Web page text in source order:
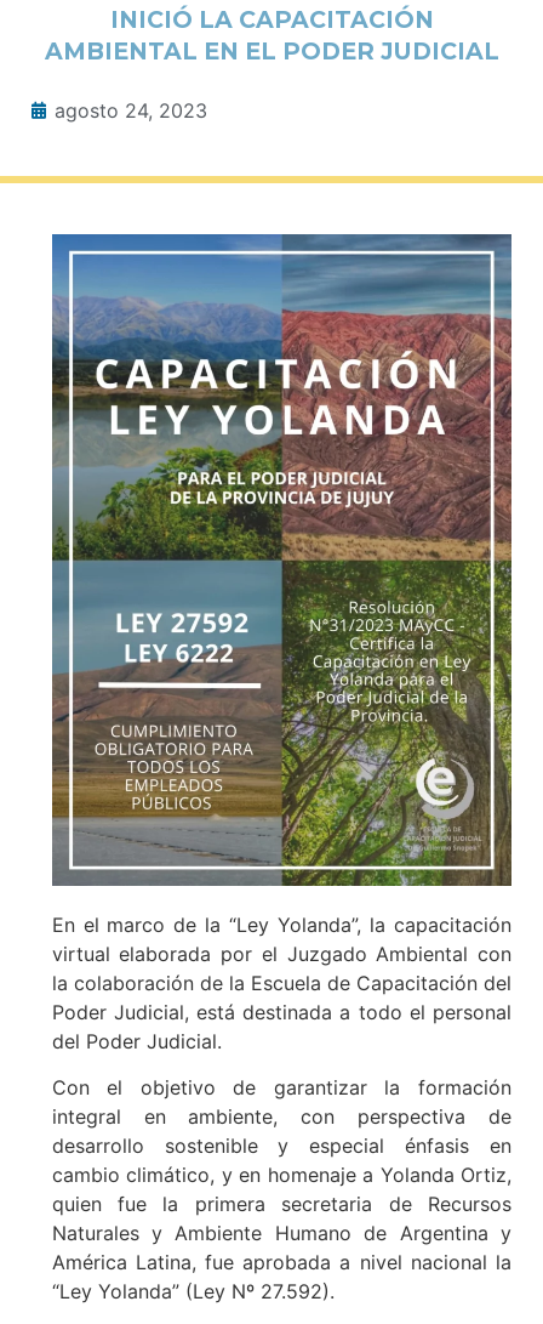
INICIÓ LA CAPACITACIÓN
AMBIENTAL EN EL PODER JUDICIAL
agosto 24, 2023
En el marco de la “Ley Yolanda”, la capacitación
virtual elaborada por el Juzgado Ambiental con
la colaboración de la Escuela de Capacitación del
Poder Judicial, está destinada a todo el personal
del Poder Judicial.
Con el objetivo de garantizar la formación
integral en ambiente, con perspectiva de
desarrollo sostenible y especial énfasis en
cambio climático, y en homenaje a Yolanda Ortiz,
quien fue la primera secretaria de Recursos
Naturales y Ambiente Humano de Argentina y
América Latina, fue aprobada a nivel nacional la
“Ley Yolanda” (Ley Nº 27.592).